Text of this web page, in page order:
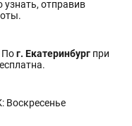
отправив
Пог. Екатеринбург при
Воскресенье